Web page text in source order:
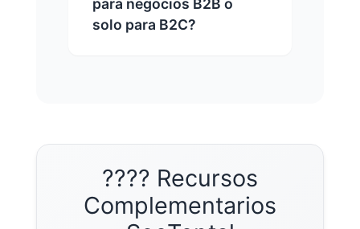
para negocios B2B o
solo para B2C?
???? Recursos
Complementarios